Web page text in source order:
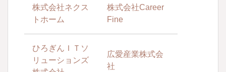
株式会社ネクス
トホーム
株式会社Career
Fine
ひろぎんＩＴソ
リューションズ
広愛産業株式会
社